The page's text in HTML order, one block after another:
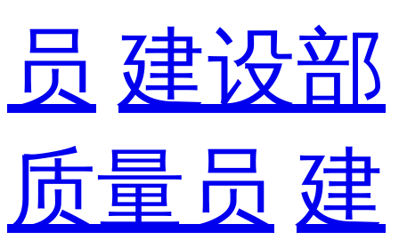
员 建设部
质量员 建